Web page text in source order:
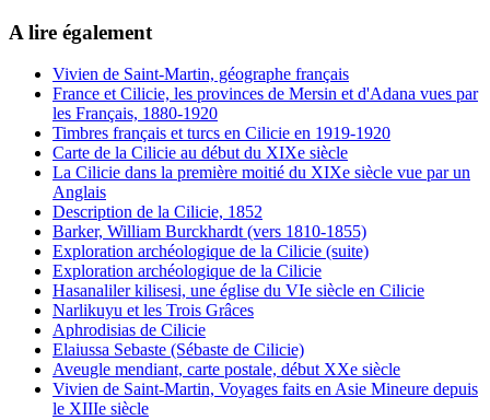
A lire également
Vivien de Saint-Martin, géographe français
France et Cilicie, les provinces de Mersin et d'Adana vues par
les Français, 1880-1920
Timbres français et turcs en Cilicie en 1919-1920
Carte de la Cilicie au début du XIXe siècle
La Cilicie dans la première moitié du XIXe siècle vue par un
Anglais
Description de la Cilicie, 1852
Barker, William Burckhardt (vers 1810-1855)
Exploration archéologique de la Cilicie (suite)
Exploration archéologique de la Cilicie
Hasanaliler kilisesi, une église du VIe siècle en Cilicie
Narlikuyu et les Trois Grâces
Aphrodisias de Cilicie
Elaiussa Sebaste (Sébaste de Cilicie)
Aveugle mendiant, carte postale, début XXe siècle
Vivien de Saint-Martin, Voyages faits en Asie Mineure depuis
le XIIIe siècle